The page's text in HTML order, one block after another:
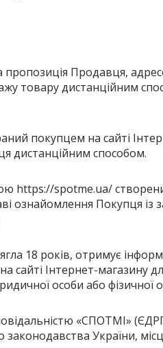
пропозиція Продавця,
товару дистанційним
покупцем на сайті
дистанційним способом.
https://spotme.ua/
ознайомлення Покупця
18 років, отримує
Інтернет-магазину
особи або фізичної
«СПОТМІ»
України,